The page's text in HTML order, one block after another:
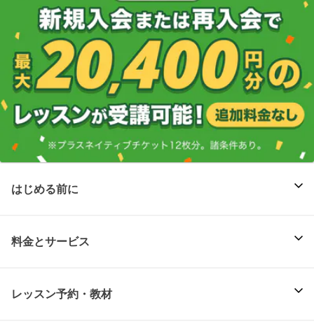
はじめる前に
料金とサービス
レッスン予約・教材